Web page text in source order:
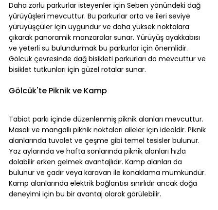
Daha zorlu parkurlar isteyenler için Seben yönündeki dağ
yürüyüşleri mevcuttur. Bu parkurlar orta ve ileri seviye
yürüyüşçüler için uygundur ve daha yüksek noktalara
çıkarak panoramik manzaralar sunar. Yürüyüş ayakkabısı
ve yeterli su bulundurmak bu parkurlar için önemlidir.
Gölcük çevresinde dağ bisikleti parkurları da mevcuttur ve
bisiklet tutkunları için güzel rotalar sunar.
Gölcük'te Piknik ve Kamp
Tabiat parkı içinde düzenlenmiş piknik alanları mevcuttur.
Masalı ve mangallı piknik noktaları aileler için idealdir. Piknik
alanlarında tuvalet ve çeşme gibi temel tesisler bulunur.
Yaz aylarında ve hafta sonlarında piknik alanları hızla
dolabilir erken gelmek avantajlıdır. Kamp alanları da
bulunur ve çadır veya karavan ile konaklama mümkündür.
Kamp alanlarında elektrik bağlantısı sınırlıdır ancak doğa
deneyimi için bu bir avantaj olarak görülebilir.